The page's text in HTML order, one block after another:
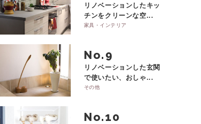
リノベーションしたキッ
チンをクリーンな空...
家具・インテリア
No.
リノベーションした玄関
で使いたい、おしゃ...
その他
No.